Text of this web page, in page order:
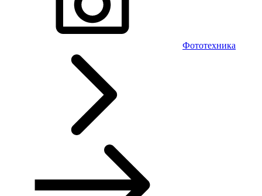
Фототехника